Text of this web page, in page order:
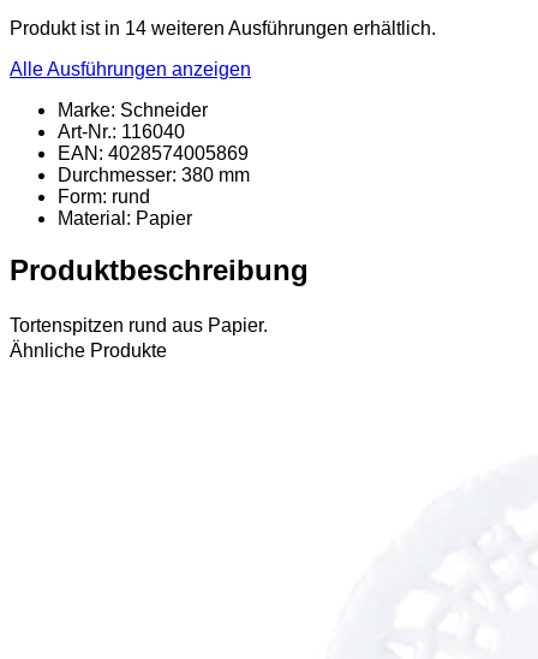
Produkt ist in 14 weiteren Ausführungen erhältlich.
Alle Ausführungen anzeigen
Marke: Schneider
Art-Nr.: 116040
EAN: 4028574005869
Durchmesser: 380 mm
Form: rund
Material : Papier
Produktbeschreibung
Tortenspitzen rund aus Papier.
Ähnliche Produkte